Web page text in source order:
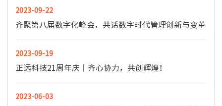
2023-09-22
齐聚第八届数字化峰会，共话数字时代管理创新与变革
2023-09-19
正远科技21周年庆丨齐心协力，共创辉煌！
2023-06-03